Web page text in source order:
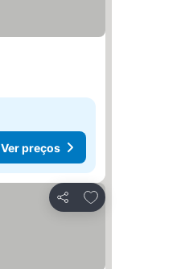
Ver preços
Partilhar
Adicionar aos